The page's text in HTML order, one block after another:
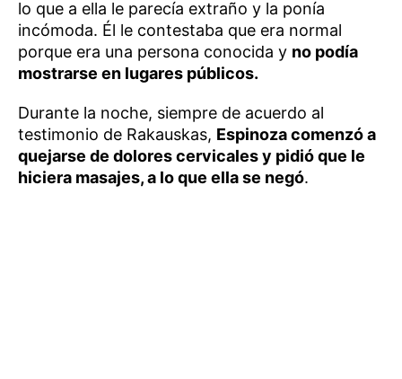
lo que a ella le parecía extraño y la ponía
incómoda. Él le contestaba que era normal
porque era una persona conocida y no podía
mostrarse en lugares públicos.
Durante la noche, siempre de acuerdo al
testimonio de Rakauskas, Espinoza comenzó a
quejarse de dolores cervicales y pidió que le
hiciera masajes, a lo que ella se negó.